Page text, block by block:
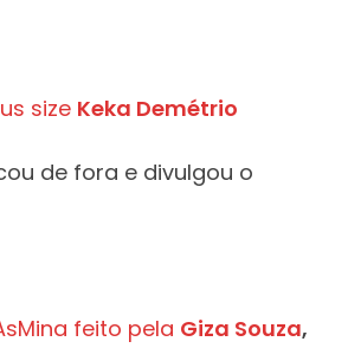
size Keka Demétrio
de fora e divulgou o
feito pela Giza Souza,